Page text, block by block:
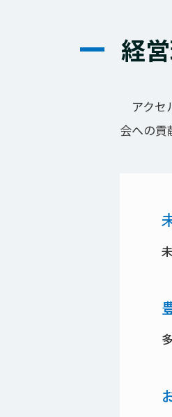
経
アクセ
会への貢